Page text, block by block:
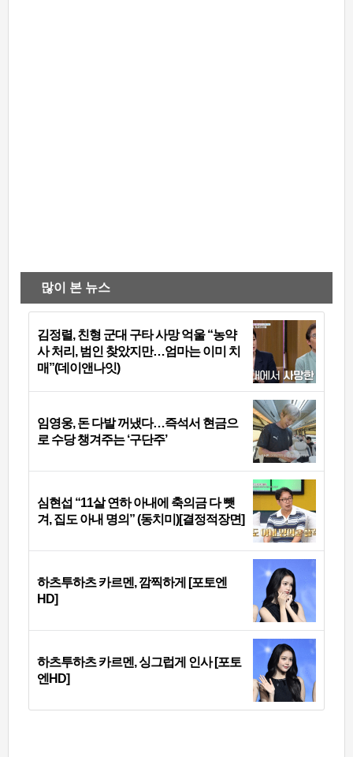
많이 본 뉴스
김정렬, 친형 군대 구타 사망 억울 “농약
사 처리, 범인 찾았지만…엄마는 이미 치
매”(데이앤나잇)
임영웅, 돈 다발 꺼냈다…즉석서 현금으
로 수당 챙겨주는 ‘구단주’
심현섭 “11살 연하 아내에 축의금 다 뺏
겨, 집도 아내 명의” (동치미)[결정적장면]
하츠투하츠 카르멘, 깜찍하게 [포토엔
HD]
하츠투하츠 카르멘, 싱그럽게 인사 [포토
엔HD]